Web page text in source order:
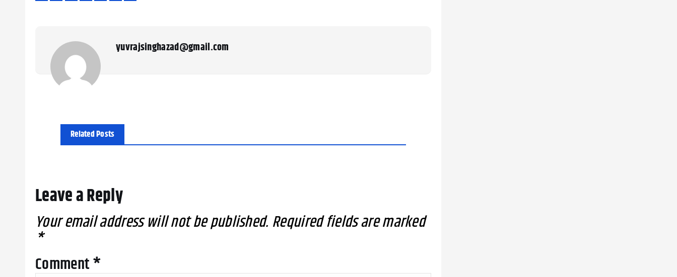
yuvrajsinghazad@gmail.com
Related Posts
Leave a Reply
Your email address will not be published. Required fields are marked
*
Comment*